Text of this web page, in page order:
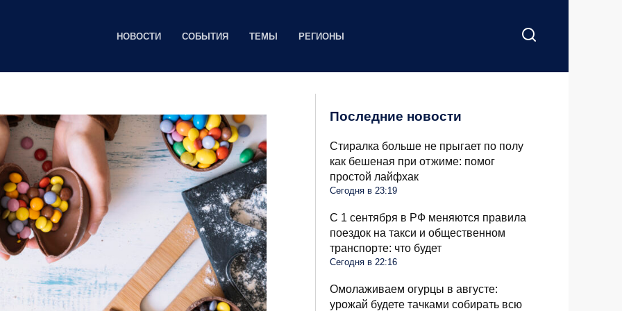
НОВОСТИ СОБЫТИЯ ТЕМЫ РЕГИОНЫ
Последние новости
Стиралка больше не прыгает по полу
как бешеная при отжиме: помог
простой лайфхак
Сегодня в 23:19
С 1 сентября в РФ меняются правила
поездок на такси и общественном
транспорте: что будет
Сегодня в 22:16
Омолаживаем огурцы в августе:
урожай будете тачками собирать всю